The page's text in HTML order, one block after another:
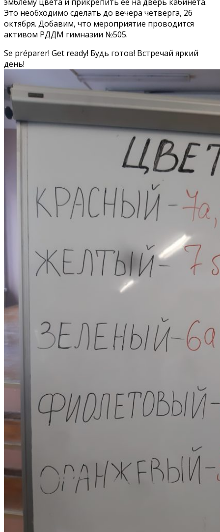
Это необходимо сделать до вечера четверга, 26
октября. Добавим, что мероприятие проводится
активом РДДМ гимназии №505.
Se préparer! Get ready! Будь готов! Встречай яркий
день!